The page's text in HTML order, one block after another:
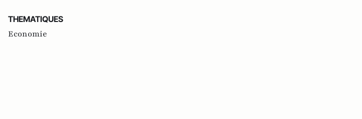
THEMATIQUES
Economie